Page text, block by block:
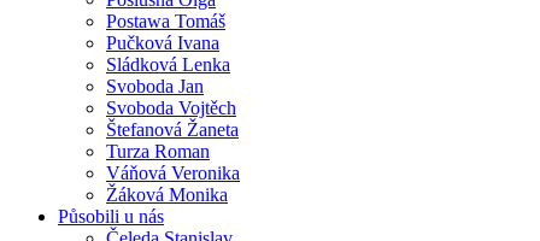
Postawa Tomáš
Pučková Ivana
Sládková Lenka
Svoboda Jan
Svoboda Vojtěch
Štefanová Žaneta
Turza Roman
Váňová Veronika
Žáková Monika
Působili u nás